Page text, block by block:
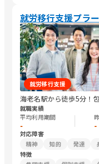
就労移行支援プラ
就労移行支援
海老名駅から徒歩5分！
就職実績
平均利用期間
- -
対応障害
精神
知的 発達
特徴